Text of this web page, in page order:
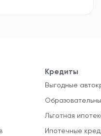
Кредиты
Выгодные
Льготная
Ипотечные